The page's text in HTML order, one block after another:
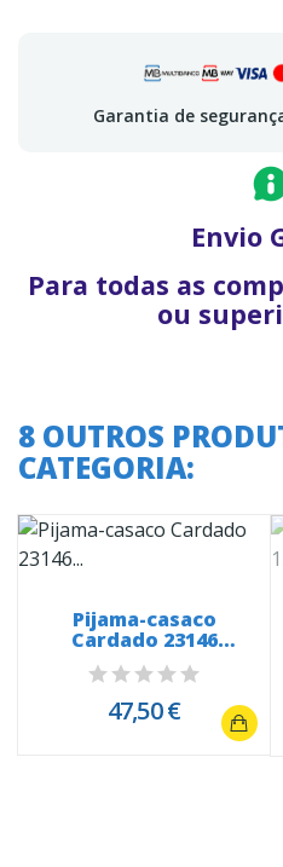
Garantia de
Envio
Para todas as
ou
8 OUTROS
CATEGORIA:
Pijama-casaco
Cardado 23146
Roseiras
47,50 €